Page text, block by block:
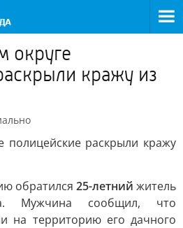
округе
кражу из
полицейские раскрыли кражу
обратился 25-летний житель
Мужчина сообщил, что
на территорию его дачного